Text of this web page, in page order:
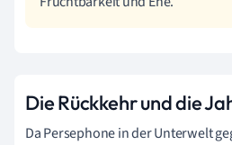
Die Rückkehr und die
Da Persephone in der Unterwelt